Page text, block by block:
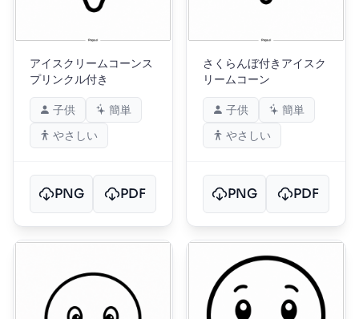
アイスクリームコーンス
プリンクル付き
子供
簡単
やさしい
PNG PDF
さくらんぼ付きアイスク
リームコーン
子供
簡単
やさしい
PNG PDF